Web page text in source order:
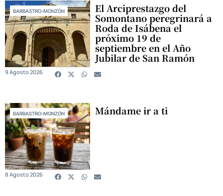
BARBASTRO-MONZÓN El Arciprestazgo del
Somontano peregrinará a
Roda de Isábena el
próximo 19 de
septiembre en el Año
Jubilar de San Ramón
9 Agosto 2026
BARBASTRO-MONZÓN Mándame ir a ti
8 Agosto 2026